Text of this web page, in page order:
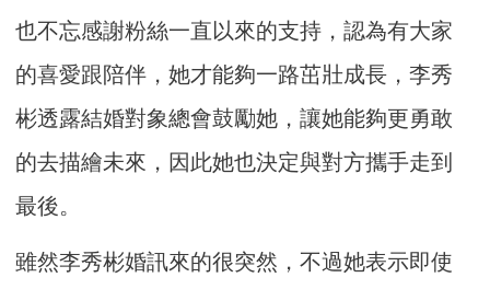
也不忘感謝粉絲一直以來的支持，認為有大家
的喜愛跟陪伴，她才能夠一路茁壯成長，李秀
彬透露結婚對象總會鼓勵她，讓她能夠更勇敢
的去描繪未來，因此她也決定與對方攜手走到
最後。
雖然李秀彬婚訊來的很突然，不過她表示即使